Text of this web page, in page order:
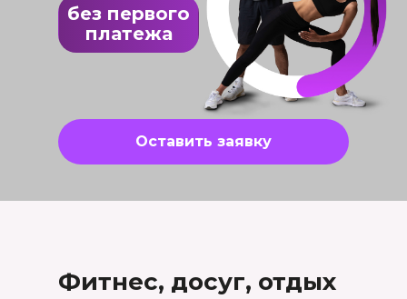
без первого
платежа
Оставить заявку
Фитнес, досуг, отдых